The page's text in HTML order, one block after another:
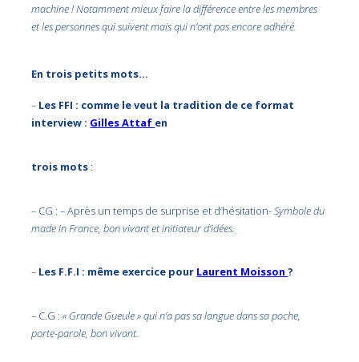
machine ! Notamment mieux faire la différence entre les membres
et les personnes qui suivent mais qui n’ont pas encore adhéré.
En trois petits mots…
– Les FFI : comme le veut la tradition de ce format
interview : Gilles Attaf en
trois mots :
– CG : – Après un temps de surprise et d’hésitation-Symbole du
made in France, bon vivant et initiateur d’idées.
– Les F.F.I : même exercice pour Laurent Moisson?
– C.G :« Grande Gueule » qui n’a pas sa langue dans sa poche,
porte-parole, bon vivant.